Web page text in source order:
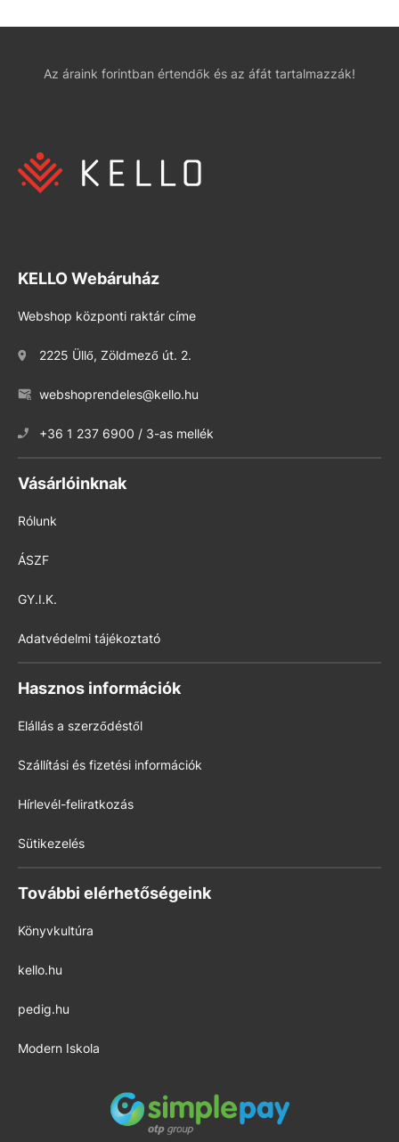
Az áraink forintban értendők és az áfát tartalmazzák!
KELLO Webáruház
Webshop központi raktár címe
2225 Üllő, Zöldmező út. 2.
webshoprendeles@kello.hu
+36 1 237 6900 / 3-as mellék
Vásárlóinknak
Rólunk
ÁSZF
GY.I.K.
Adatvédelmi tájékoztató
Hasznos információk
Elállás a szerződéstől
Szállítási és fizetési információk
Hírlevél-feliratkozás
Sütikezelés
További elérhetőségeink
Könyvkultúra
kello.hu
pedig.hu
Modern Iskola